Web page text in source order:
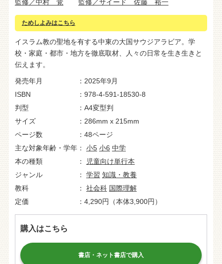
監修／中村 覚
監修／サイード 佐藤 裕一
ためしよみはこちら
イスラム教の聖地を有する中東の大国サウジアラビア。学
校・家庭・都市・地方を徹底取材、人々の日常を生き生きと
伝えます。
発売年月
2025年9月
ISBN
978-4-591-18530-8
判型
A4変型判
サイズ
286mm x 215mm
ページ数
48ページ
主な対象年齢・学年
小5 小6 中学
本の種類
児童向け単行本
ジャンル
学習 知識・教養
教科
社会科 国際理解
定価
4,290円（本体3,900円）
購入はこちら
書店・ネット書店で購入